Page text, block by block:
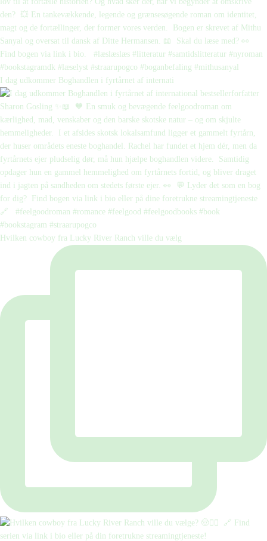
I dag udkommer Boghandlen i fyrtårnet af internati
Hvilken cowboy fra Lucky River Ranch ville du vælg